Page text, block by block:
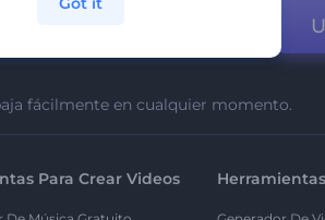
fácilmente en cualquier momento.
Para Crear Videos